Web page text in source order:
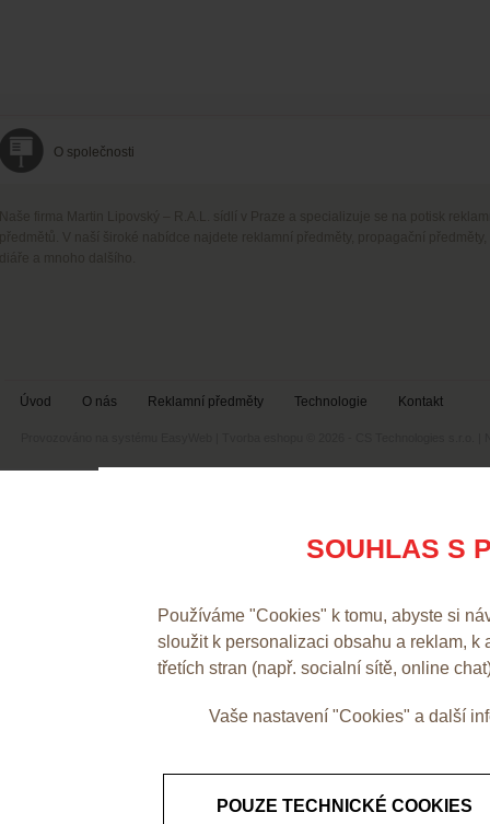
SOUHLAS S
Používáme "Cookies" k tomu, abyste si
sloužit k personalizaci obsahu a reklam,
třetích stran (např. socialní sítě, online
Vaše nastavení "Cookies" a další
POUZE TECHNICKÉ COOKIES
O společnosti
Úvod O nás Reklamní předměty Technologie Kontakt